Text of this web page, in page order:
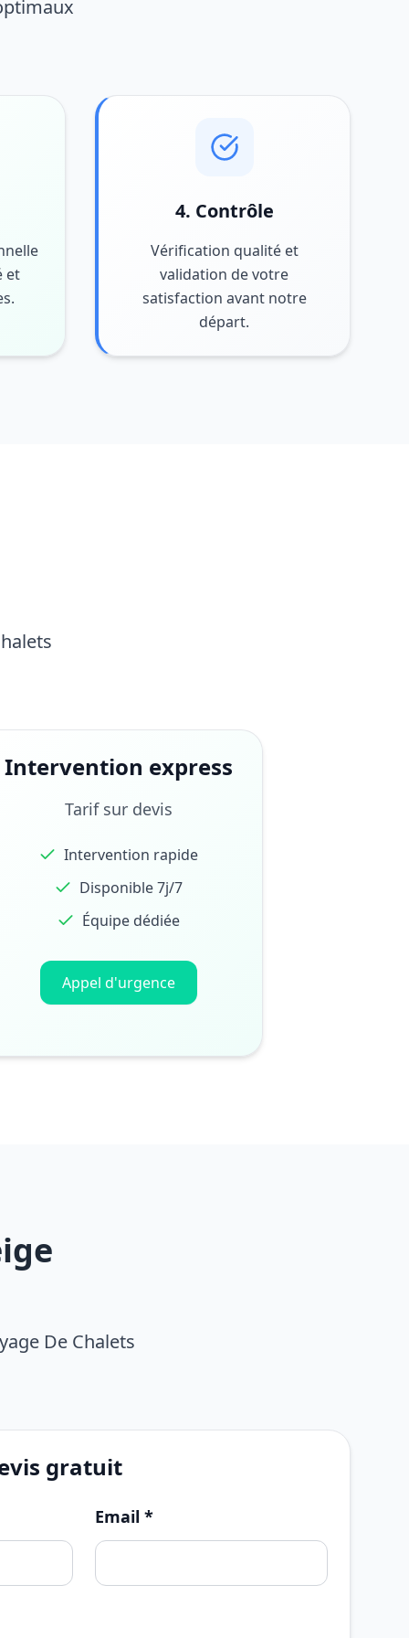
et
4. Contrôle
Vérification qualité et
validation de votre
satisfaction avant notre
départ.
Intervention express
Tarif sur devis
Intervention rapide
Disponible 7j/7
Équipe dédiée
Appel d'urgence
De Chalets
gratuit
Email *